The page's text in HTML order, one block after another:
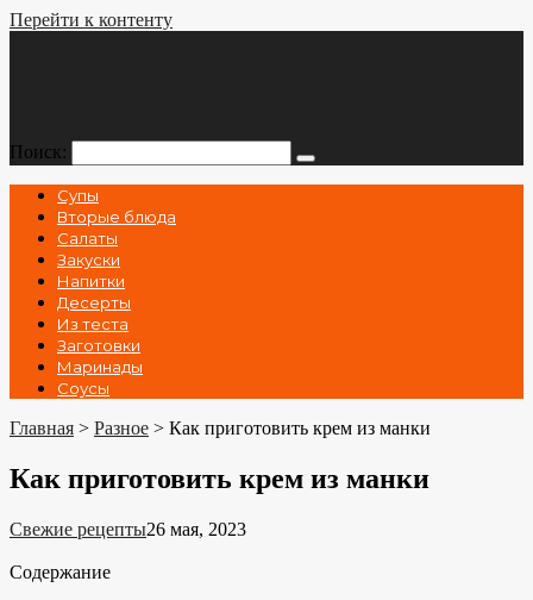
Перейти к контенту
Поиск:
Супы
Вторые блюда
Салаты
Закуски
Напитки
Десерты
Из теста
Заготовки
Маринады
Соусы
Главная > Разное > Как приготовить крем из манки
Как приготовить крем из манки
Свежие рецепты26 мая, 2023
Содержание